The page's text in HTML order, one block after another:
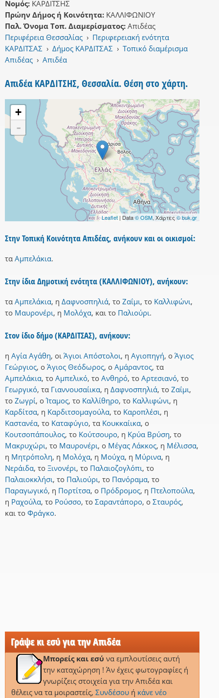
Νομός: ΚΑΡΔΙΤΣΗΣ
Πρώην Δήμος ή Κοινότητα: ΚΑΛΛΙΦΩΝΙΟΥ
Παλ. Όνομα Τοπ. Διαμερίσματος: Απιδέας
Περιφέρεια Θεσσαλίας › Περιφερειακή ενότητα
ΚΑΡΔΙΤΣΑΣ › Δήμος ΚΑΡΔΙΤΣΑΣ › Τοπικό διαμέρισμα
Απιδέας › Απιδέα
Απιδέα ΚΑΡΔΙΤΣΗΣ, Θεσσαλία. Θέση στο χάρτη.
+
-
Leaflet | Data© OSM, Χάρτες© buk.gr
Στην Τοπική Κοινότητα Απιδέας, ανήκουν και οι οικισμοί:
τα Αμπελάκια.
Στην ίδια Δημοτική ενότητα (ΚΑΛΛΙΦΩΝΙΟΥ), ανήκουν:
τα Αμπελάκια, η Δαφνοσπηλιά, το Ζαΐμι, το Καλλιφώνι,
το Μαυρονέρι, η Μολόχα, και το Παλιούρι.
Στον ίδιο δήμο (ΚΑΡΔΙΤΣΑΣ), ανήκουν:
η Αγία Αγάθη, οι Άγιοι Απόστολοι, η Αγιοπηγή, ο Άγιος
Γεώργιος, ο Άγιος Θεόδωρος, ο Αμάραντος, τα
Αμπελάκια, το Αμπελικό, το Ανθηρό, το Αρτεσιανό, το
Γεωργικό, τα Γιαννουσαίικα, η Δαφνοσπηλιά, το Ζαΐμι,
το Ζωγρί, ο Ίταμος, το Καλλίθηρο, το Καλλιφώνι, η
Καρδίτσα, η Καρδιτσομαγούλα, το Καροπλέσι, η
Καστανέα, το Καταφύγιο, τα Κουκκαίικα, ο
Κουτσοπάπουλος, το Κούτσουρο, η Κρύα Βρύση, το
Μακρυχώρι, το Μαυρονέρι, ο Μέγας Λάκκος, η Μέλισσα,
η Μητρόπολη, η Μολόχα, η Μούχα, η Μύρινα, η
Νεράιδα, το Ξινονέρι, το Παλαιοζογλόπι, το
Παλαιοκκλήσι, το Παλιούρι, το Πανόραμα, το
Παραγωγικό, η Πορτίτσα, ο Πρόδρομος, η Πτελοπούλα,
η Ραχούλα, το Ρούσσο, το Σαραντάπορο, ο Σταυρός,
και το Φράγκο.
Γράψε κι εσύ για την Απιδέα
Μπορείς και εσύ να εμπλουτίσεις αυτή
την καταχώρηση ! Άν έχεις φωτογραφίες ή
γνωρίζεις στοιχεία για την Απιδέα και
θέλεις να τα μοιραστείς, Συνδέσουή κάνε νέο